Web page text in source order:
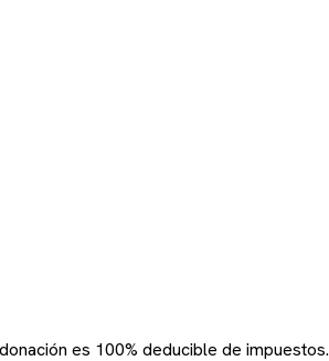
es 100% deducible de impuestos.